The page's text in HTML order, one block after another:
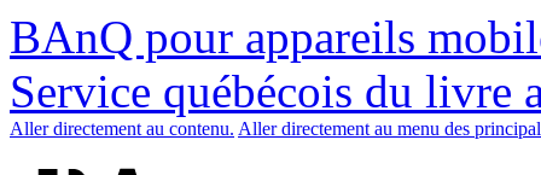
BAnQ pour appareils
Service québécois du livre
Aller directement au contenu. Aller directement au menu des